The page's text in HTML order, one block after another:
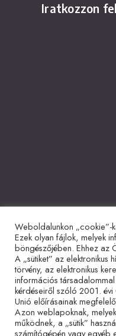
Iratkozzon
Adatvédelmi tájékoztató
Weboldalunkon „cookie”-
Ezek olyan fájlok, melyek
böngészőjében. Ehhez az
A „sütiket” az elektronikus
törvény, az elektronikus
információs
kérdéseiről szóló 2001. évi
Unió előírásainak
Azon weblapoknak,
működnek, a „sütik”
számítógépén vagy egyéb